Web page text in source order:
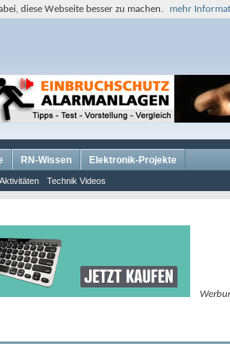
Aktivitäten Technik Videos
RN-Wissen Elektronik-Projekte
diese Webseite besser zu machen. mehr